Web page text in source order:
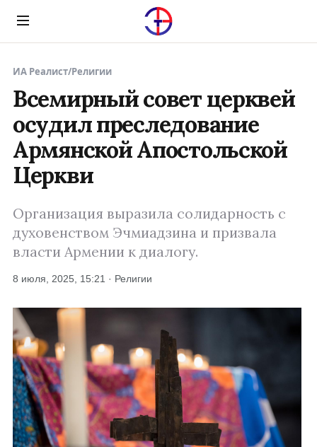
Menu
ИА Реалист/Религии
Всемирный совет церквей
осудил преследование
Армянской Апостольской
Церкви
Организация выразила солидарность с
духовенством Эчмиадзина и призвала
власти Армении к диалогу.
8 июля, 2025, 15:21 · Религии